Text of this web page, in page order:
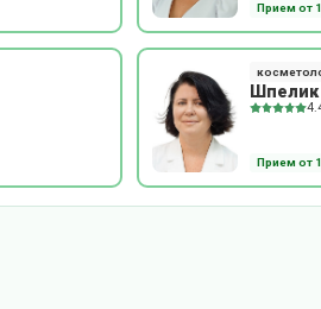
Прием от
Шпелик
Прием от